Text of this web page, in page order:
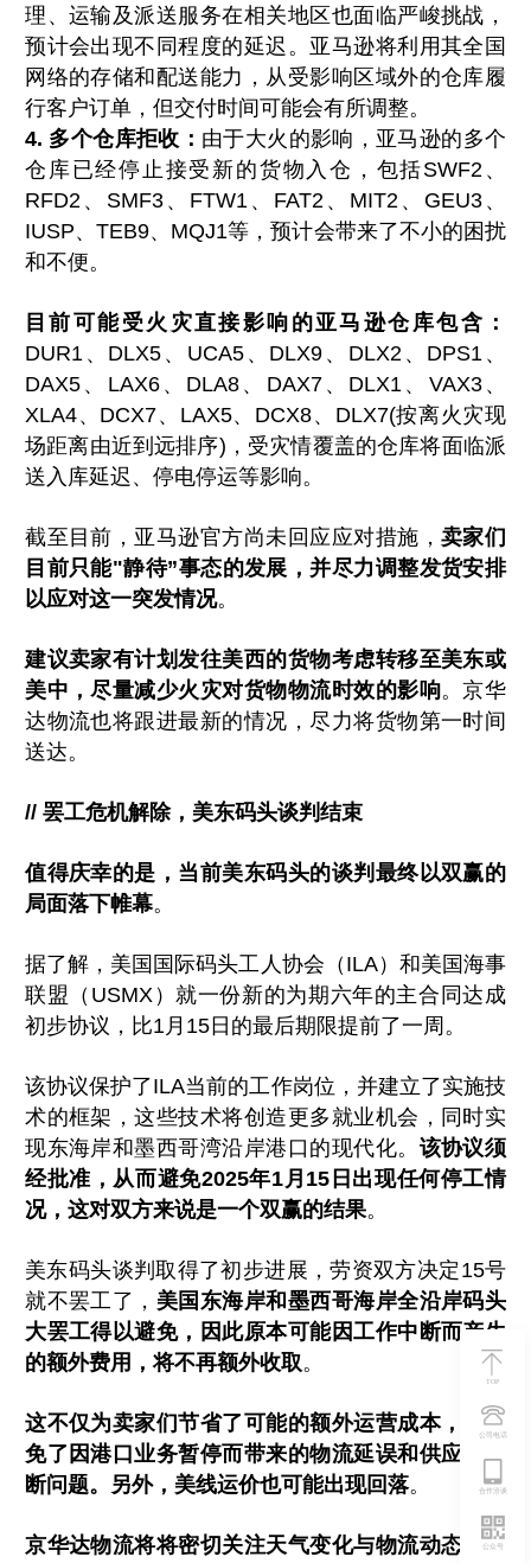
TOP
公司电话
合作洽谈
公众号
理、运输及派送服务在相关地区也面临严峻挑战，
预计会出现不同程度的延迟。亚马逊将利用其全国
网络的存储和配送能力，从受影响区域外的仓库履
行客户订单，但交付时间可能会有所调整。
4. 多个仓库拒收： 由于大火的影响，亚马逊的多个
仓库已经停止接受新的货物入仓，包括SWF2、
RFD2、SMF3、FTW1、FAT2、MIT2、GEU3、
IUSP、TEB9、MQJ1等，预计会带来了不小的困扰
和不便。
目前可能受火灾直接影响的亚马逊仓库包含：
DUR1、DLX5、UCA5、DLX9、DLX2、DPS1、
DAX5、LAX6、DLA8、DAX7、DLX1、VAX3、
XLA4、DCX7、LAX5、DCX8、DLX7(按离火灾现
场距离由近到远排序)，受灾情覆盖的仓库将面临派
送入库延迟、停电停运等影响。
截至目前，亚马逊官方尚未回应应对措施， 卖家们
目前只能"静待”事态的发展，并尽力调整发货安排
以应对这一突发情况。
建议卖家有计划发往美西的货物考虑转移至美东或
美中，尽量减少火灾对货物物流时效的影响。京华
达物流也将跟进最新的情况，尽力将货物第一时间
送达。
// 罢工危机解除，美东码头谈判结束
值得庆幸的是，当前美东码头的谈判最终以双赢的
局面落下帷幕。
据了解，美国国际码头工人协会（ILA）和美国海事
联盟（USMX）就一份新的为期六年的主合同达成
初步协议，比1月15日的最后期限提前了一周。
该协议保护了ILA当前的工作岗位，并建立了实施技
术的框架，这些技术将创造更多就业机会，同时实
现东海岸和墨西哥湾沿岸港口的现代化。 该协议须
经批准，从而避免2025年1月15日出现任何停工情
况，这对双方来说是一个双赢的结果。
美东码头谈判取得了初步进展，劳资双方决定15号
就不罢工了， 美国东海岸和墨西哥海岸全沿岸码头
大罢工得以避免，因此原本可能因工作中断而产生
的额外费用，将不再额外收取。
这不仅为卖家们节省了可能的额外运营成本，也避
免了因港口业务暂停而带来的物流延误和供应链中
断问题。另外，美线运价也可能出现回落。
京华达物流将将密切关注天气变化与物流动态，及